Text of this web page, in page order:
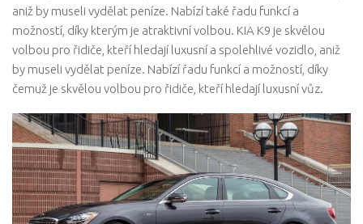
aniž by museli vydělat peníze. Nabízí také řadu funkcí a
možností, díky kterým je atraktivní volbou. KIA K9 je skvělou
volbou pro řidiče, kteří hledají luxusní a spolehlivé vozidlo, aniž
by museli vydělat peníze. Nabízí řadu funkcí a možností, díky
čemuž je skvělou volbou pro řidiče, kteří hledají luxusní vůz.